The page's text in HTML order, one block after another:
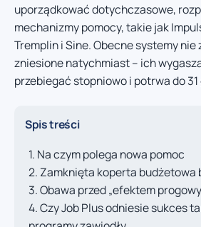
uporządkować dotychczasowe,
mechanizmy pomocy, takie jak
Tremplin i Sine. Obecne systemy
zniesione natychmiast – ich
przebiegać stopniowo i potrwa do
Spis treści
Na czym polega nowa pomoc
Zamknięta koperta budżetowa
Obawa przed „efektem
Czy Job Plus odniesie sukces